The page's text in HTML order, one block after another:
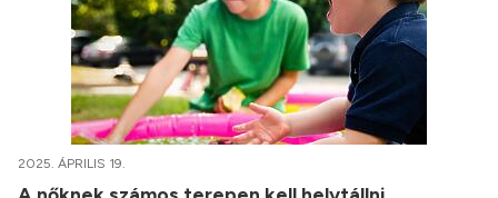
2025. ÁPRILIS 19.